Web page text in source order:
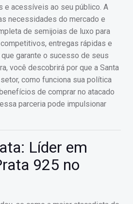
e acessíveis ao seu público. A
necessidades do mercado e
de semijoias de luxo para
entregas rápidas e
garante o sucesso de seus
você descobrirá por que a Santa
como funciona sua política
de comprar no atacado
parceria pode impulsionar
Líder em
925 no